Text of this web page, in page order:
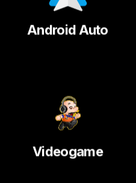
Android Auto
Videogame